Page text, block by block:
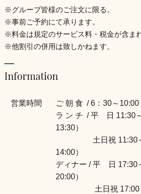
※グループ皆様のご注文に限る。
※事前ご予約にて承ります。
※料金は規定のサービス料・税金が含ま
※他割引の併用は致しかねます。
Information
営業時間
ご 朝 食 / 6：30～10:00
ラ ン チ / 平 日 11:30
13:30）
土日祝 11:30～
14:00）
ディナー / 平 日 17:30
20:00）
土日祝 17:00～